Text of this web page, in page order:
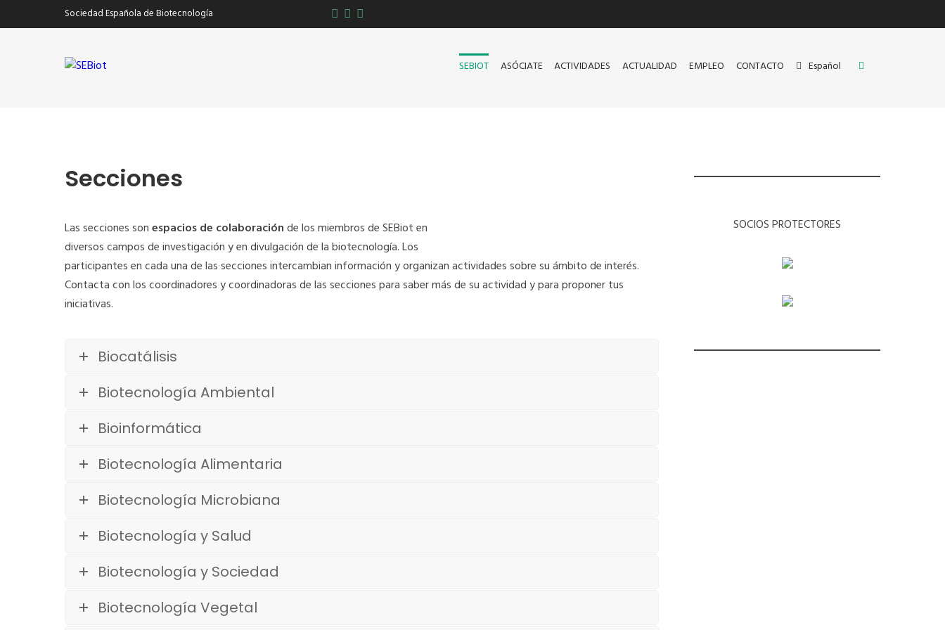
Sociedad Española de Biotecnología
SEBIOT ASÓCIATE ACTIVIDADES ACTUALIDAD EMPLEO CONTACTO Español
Secciones
Las secciones sonespacios de colaboraciónde los miembros de SEBiot en
diversos campos de investigación y en divulgación de la biotecnología. Los
participantes en cada una de las secciones intercambian información y organizan actividades sobre su ámbito de interés.
Contacta con los coordinadores y coordinadoras de las secciones para saber más de su actividad y para proponer tus
iniciativas.
Biocatálisis
Biotecnología Ambiental
Bioinformática
Biotecnología Alimentaria
Biotecnología Microbiana
Biotecnología y Salud
Biotecnología y Sociedad
Biotecnología Vegetal
SOCIOS PROTECTORES